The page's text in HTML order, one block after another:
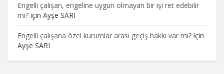
Engelli çalışan, engeline uygun olmayan bir işi ret edebilir
mi? için Ayşe SARI
Engelli çalışana özel kurumlar arası geçiş hakkı var mı? için
Ayşe SARI